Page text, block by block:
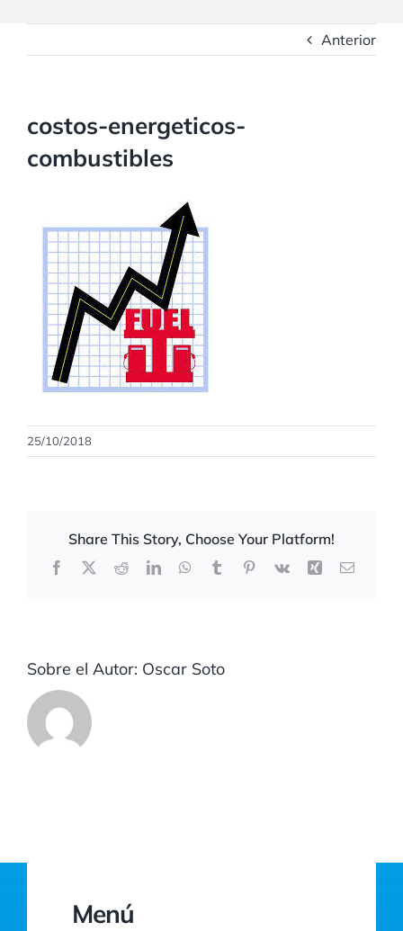
Anterior
costos-energeticos-
combustibles
25/10/2018
Share This Story, Choose Your Platform!
Facebook
X RedditLinkedInWhatsApp
TumblrPinterest
Vk Xing Correo
Sobre el Autor: Oscar Soto
Menú